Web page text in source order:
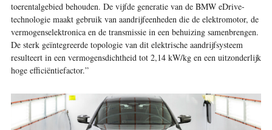
toerentalgebied behouden. De vijfde generatie van de BMW ­eDrive-
technologie maakt gebruik van aandrijfeenheden die de elektromotor, de
vermogenselektronica en de transmissie in een behuizing samenbrengen.
De sterk geïntegreerde ­topologie van dit elektrische aandrijfsysteem
resulteert in een vermogensdichtheid tot 2,14 kW/kg en een uitzonderlijk
hoge efficiëntiefactor.”